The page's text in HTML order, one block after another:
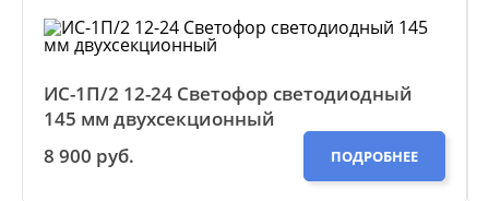
ИС-1П/2 12-24 Светофор светодиодный
145 мм двухсекционный
8 900 руб.
ПОДРОБНЕЕ